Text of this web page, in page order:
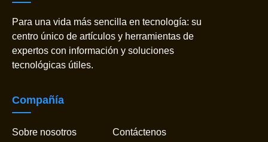
Para una vida más sencilla en tecnología: su
centro único de artículos y herramientas de
expertos con información y soluciones
tecnológicas útiles.
Compañía
Sobre nosotros Contáctenos